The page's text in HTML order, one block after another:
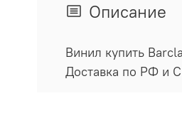
Описание
Винил купить
Доставка по РФ и